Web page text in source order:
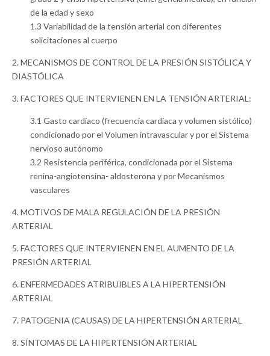
de la edad y sexo
1.3 Variabilidad de la tensión arterial con diferentes
solicitaciones al cuerpo
2. MECANISMOS DE CONTROL DE LA PRESIÓN SISTÓLICA Y
DIASTÓLICA
3. FACTORES QUE INTERVIENEN EN LA TENSIÓN ARTERIAL:
3.1 Gasto cardíaco (frecuencia cardíaca y volumen sistólico)
condicionado por el Volumen intravascular y por el Sistema
nervioso autónomo
3.2 Resistencia periférica, condicionada por el Sistema
renina-angiotensina- aldosterona y por Mecanismos
vasculares
4. MOTIVOS DE MALA REGULACIÓN DE LA PRESIÓN
ARTERIAL
5. FACTORES QUE INTERVIENEN EN EL AUMENTO DE LA
PRESIÓN ARTERIAL
6. ENFERMEDADES ATRIBUIBLES A LA HIPERTENSIÓN
ARTERIAL
7. PATOGENIA (CAUSAS) DE LA HIPERTENSIÓN ARTERIAL
8. SÍNTOMAS DE LA HIPERTENSIÓN ARTERIAL